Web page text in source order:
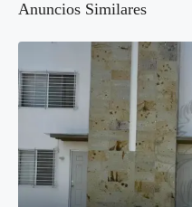
Anuncios Similares